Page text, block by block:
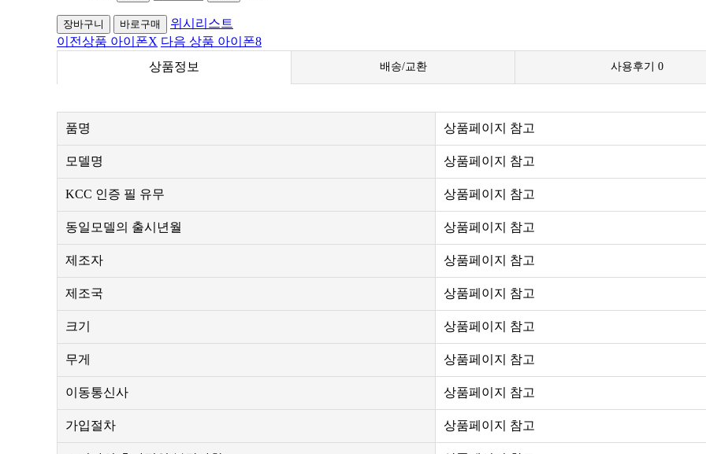
장바구니 바로구매
위시리스트
이전상품 아이폰X 다음 상품 아이폰8
상품정보
배송/교환 사용후기 0
품명 상품페이지 참고
모델명 상품페이지 참고
KCC 인증 필 유무 상품페이지 참고
동일모델의 출시년월 상품페이지 참고
제조자 상품페이지 참고
제조국 상품페이지 참고
크기 상품페이지 참고
무게 상품페이지 참고
이동통신사 상품페이지 참고
가입절차 상품페이지 참고